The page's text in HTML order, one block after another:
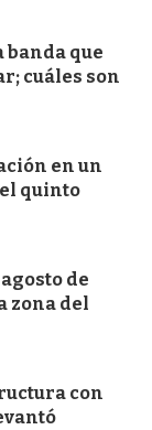
banda que
cuáles son
en un
quinto
de
zona del
con